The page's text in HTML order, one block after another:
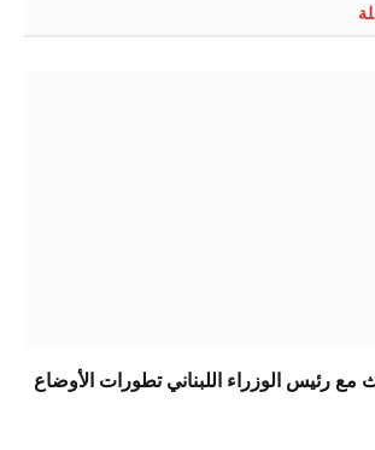
مع رئيس الوزراء اللبناني تطورات الأوضاع